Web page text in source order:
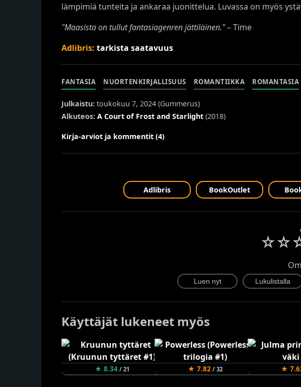
lämpimiä tunteita ja ankaraa juonittelua. Luvassa on myös
"Maasista on tullut fantasiagenren jättiläinen."– Time
Adlibris: tarkista saatavuus
FANTASIA NUORTENKIRJALLISUUS ROMANTIIKKA ROMANTASIA
Julkaistu: toukokuu 7, 2024 (Gummerus)
Alkuteos: A Court of Frost and Starlight (2018)
Kirja-arviot ja kommentit (4)
Adlibris BookOutlet
☆☆
Käyttäjät lukeneet myös
★ 8.34/ 21 ★ 7.82/ 32 ★